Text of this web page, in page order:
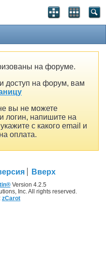
на форуме.
доступ на форум, вам
вы не можете
логин, напишите на
укажите с какого email и
оплата.
Вверх
Version 4.2.5
Inc. All rights reserved.
zCarot